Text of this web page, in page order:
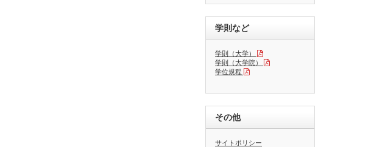
学則など
学則（大学）
学則（大学院）
学位規程
その他
サイトポリシー